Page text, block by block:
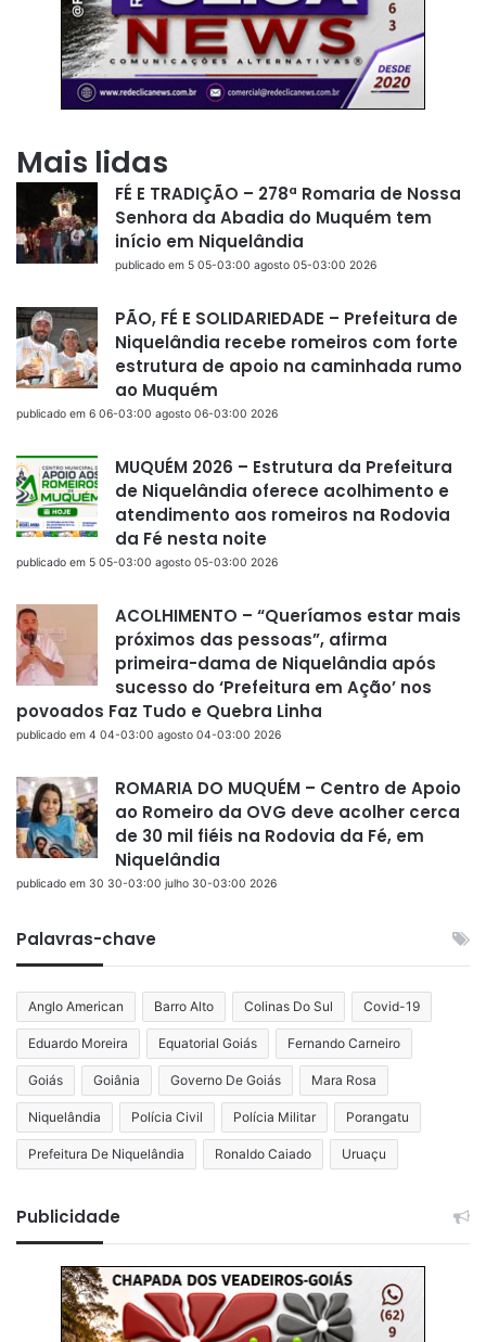
Mais lidas
FÉ E TRADIÇÃO – 278ª Romaria de Nossa
Senhora da Abadia do Muquém tem
início em Niquelândia
publicado em 5 05-03:00 agosto 05-03:00 2026
PÃO, FÉ E SOLIDARIEDADE – Prefeitura de
Niquelândia recebe romeiros com forte
estrutura de apoio na caminhada rumo
ao Muquém
publicado em 6 06-03:00 agosto 06-03:00 2026
MUQUÉM 2026 – Estrutura da Prefeitura
de Niquelândia oferece acolhimento e
atendimento aos romeiros na Rodovia
da Fé nesta noite
publicado em 5 05-03:00 agosto 05-03:00 2026
ACOLHIMENTO – “Queríamos estar mais
próximos das pessoas”, afirma
primeira-dama de Niquelândia após
sucesso do ‘Prefeitura em Ação’ nos
povoados Faz Tudo e Quebra Linha
publicado em 4 04-03:00 agosto 04-03:00 2026
ROMARIA DO MUQUÉM – Centro de Apoio
ao Romeiro da OVG deve acolher cerca
de 30 mil fiéis na Rodovia da Fé, em
Niquelândia
publicado em 30 30-03:00 julho 30-03:00 2026
Palavras-chave
Anglo American Barro Alto Colinas Do Sul Covid-19
Eduardo Moreira Equatorial Goiás Fernando Carneiro
Goiás Goiânia Governo De Goiás Mara Rosa
Niquelândia Polícia Civil Polícia Militar Porangatu
Prefeitura De Niquelândia Ronaldo Caiado Uruaçu
Publicidade